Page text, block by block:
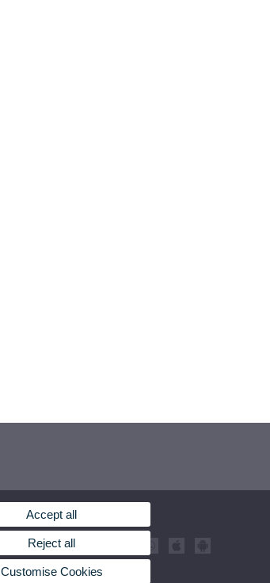
Accept all
Reject all
Customise Cookies